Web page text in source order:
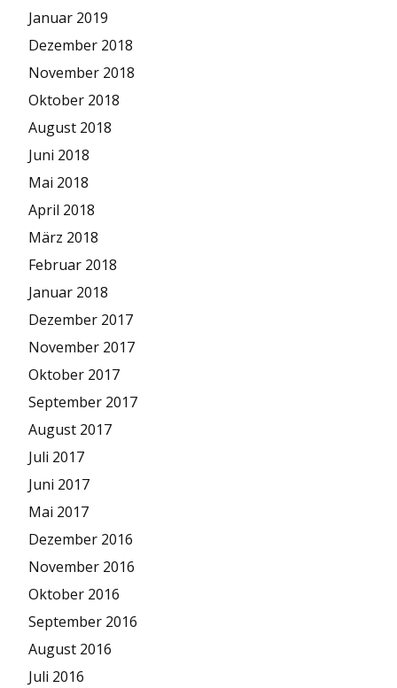
Januar 2019
Dezember 2018
November 2018
Oktober 2018
August 2018
Juni 2018
Mai 2018
April 2018
März 2018
Februar 2018
Januar 2018
Dezember 2017
November 2017
Oktober 2017
September 2017
August 2017
Juli 2017
Juni 2017
Mai 2017
Dezember 2016
November 2016
Oktober 2016
September 2016
August 2016
Juli 2016